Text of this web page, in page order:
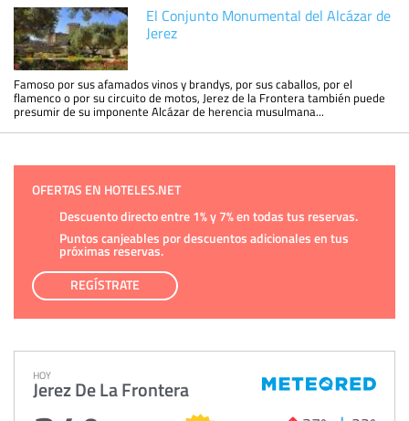
El Conjunto Monumental del Alcázar de
Jerez
Famoso por sus afamados vinos y brandys, por sus caballos, por el
flamenco o por su circuito de motos, Jerez de la Frontera también puede
presumir de su imponente Alcázar de herencia musulmana...
OFERTAS EN HOTELES.NET
Descuento directo entre 1% y 7% en todas tus reservas.
Puntos canjeables por descuentos adicionales en tus
próximas reservas.
REGÍSTRATE
HOY
Jerez De La Frontera